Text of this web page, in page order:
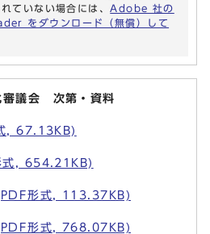
ていない場合には、 Adobe 社の
をダウンロード（無償）して
審議会 次第・資料
, 67.13KB)
式, 654.21KB)
形式, 113.37KB)
形式, 768.07KB)